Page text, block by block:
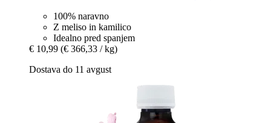
100% naravno
Z meliso in kamilico
Idealno pred spanjem
€ 10,99 (€ 366,33 / kg)
Dostava do 11 avgust